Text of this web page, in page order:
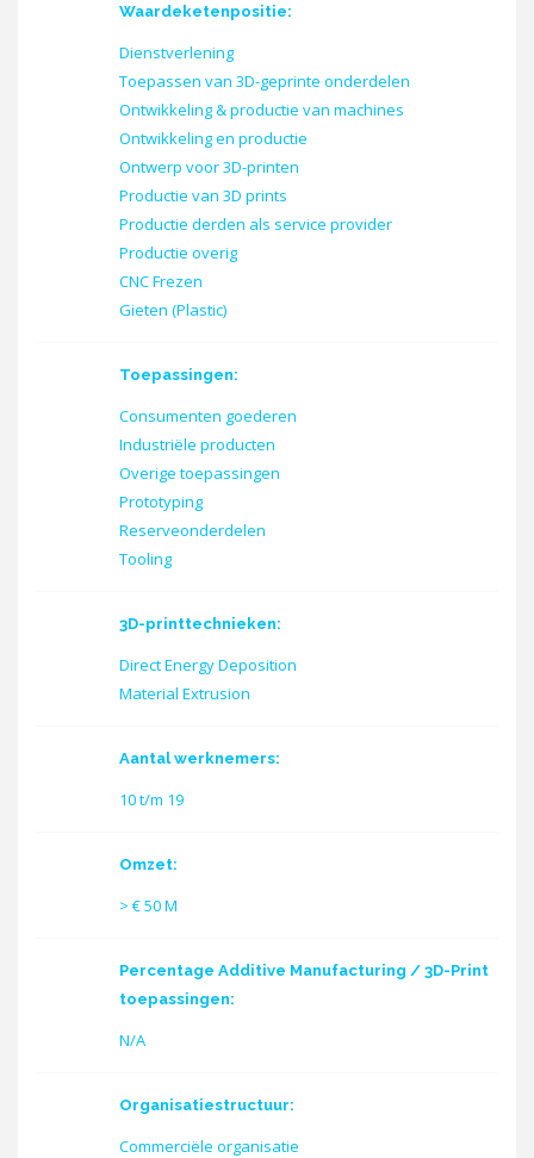
Waardeketenpositie:
Dienstverlening
Toepassen van 3D-geprinte onderdelen
Ontwikkeling & productie van machines
Ontwikkeling en productie
Ontwerp voor 3D-printen
Productie van 3D prints
Productie derden als service provider
Productie overig
CNC Frezen
Gieten (Plastic)
Toepassingen:
Consumenten goederen
Industriële producten
Overige toepassingen
Prototyping
Reserveonderdelen
Tooling
3D-printtechnieken:
Direct Energy Deposition
Material Extrusion
Aantal werknemers:
10 t/m 19
Omzet:
> € 50 M
Percentage Additive Manufacturing / 3D-Print
toepassingen:
N/A
Organisatiestructuur:
Commerciële organisatie